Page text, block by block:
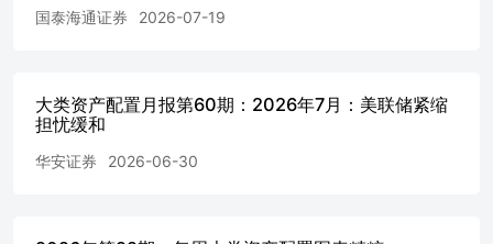
方面，A股整体呈现指数层面宽幅震荡、结构上高度分化的
善修复市场风险偏好，叠加AI高景气，美股三大指数均涨幅
资产的纳斯达克上涨21.4%。美债方面，虽然油价回落使得
属方面，全球流动性收紧预期，同时美元有重回强势迹象，
市场，富时发达市场指数上涨14.7%，富时新兴市场指数上涨
国泰海通证券 2026-07-19
大类资产配置月报第60期：2026年7月：美联储紧缩
担忧缓和
华安证券 2026-06-30